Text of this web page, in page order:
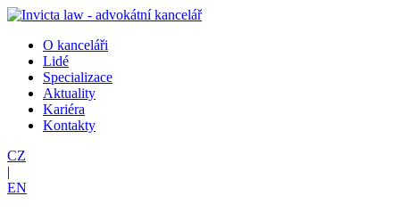
O kanceláři
Lidé
Specializace
Aktuality
Kariéra
Kontakty
CZ
|
EN